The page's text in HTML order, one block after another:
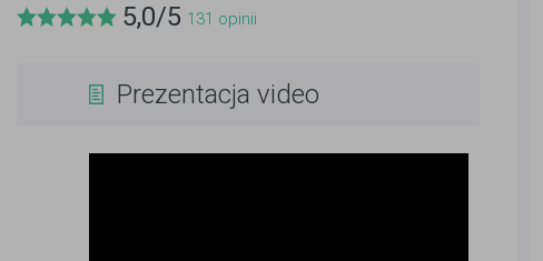
5,0/5 131 opinii
Prezentacja video